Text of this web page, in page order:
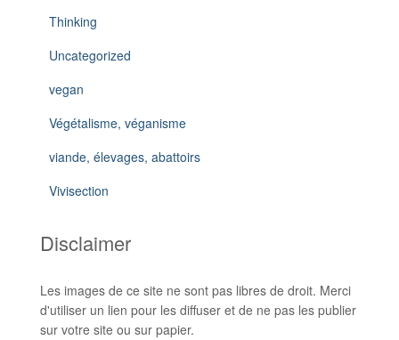
Thinking
Uncategorized
vegan
Végétalisme, véganisme
viande, élevages, abattoirs
Vivisection
Disclaimer
Les images de ce site ne sont pas libres de droit. Merci
d'utiliser un lien pour les diffuser et de ne pas les publier
sur votre site ou sur papier.